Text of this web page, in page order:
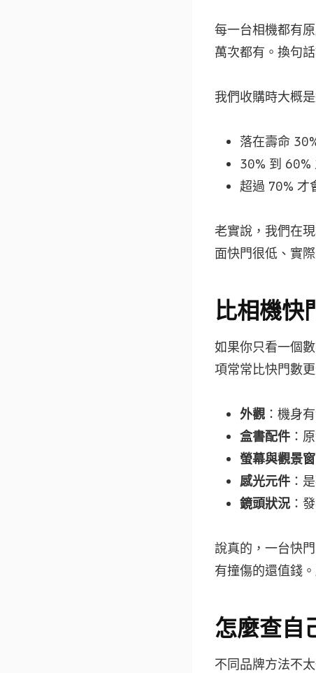
每一台相機都有
萬次都有。換句
我們收購時大概
落在壽命
30% 到 60%
超過 70% 才
老實說，我們在
面快門很低、實
比相機快
如果你只看一個
項常常比快門數
外觀 ：機身
盒書配件 ：
螢幕與觀景窗
感光元件 ：
鏡頭狀況 ：
說真的，一台快
有撞傷的還值錢
怎麼查自
不同品牌方法不